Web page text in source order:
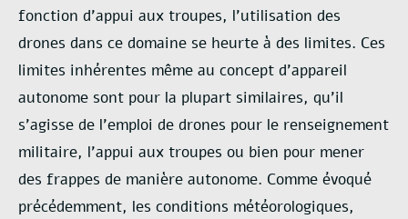
fonction d’appui aux troupes, l’utilisation des
drones dans ce domaine se heurte à des limites. Ces
limites inhérentes même au concept d’appareil
autonome sont pour la plupart similaires, qu’il
s’agisse de l’emploi de drones pour le renseignement
militaire, l’appui aux troupes ou bien pour mener
des frappes de manière autonome. Comme évoqué
précédemment, les conditions météorologiques,